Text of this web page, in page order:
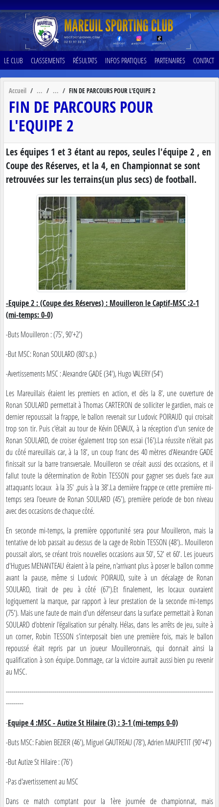
LE CLUB CLASSEMENTS RÉSULTATS INFOS PRATIQUES PARTENAIRES CONTACT
Accueil FIN DE PARCOURS POUR L'EQUIPE 2
FIN DE PARCOURS POUR
L'EQUIPE 2
Les équipes 1 et 3 étant au repos, seules l'équipe 2 , en
Coupe des Réserves, et la 4, en Championnat se sont
retrouvées sur les terrains(un plus secs) de football.
-Equipe 2 : (Coupe des Réserves) : Mouilleron le Captif-MSC :2-1
(mi-temps: 0-0)
-Buts Mouilleron : (75', 90'+2')
-But MSC: Ronan SOULARD (80's.p.)
-Avertissements MSC : Alexandre GADE (34'), Hugo VALERY (54')
Les Mareuillais étaient les premiers en action, et dès la 8', une ouverture de
Ronan SOULARD permettait à Thomas CARTERON de solliciter le gardien, mais ce
dernier repoussait la frappe, le ballon revenait sur Ludovic POIRAUD qui croisait
trop son tir. Puis c'était au tour de Kévin DEVAUX, à la réception d'un service de
Ronan SOULARD, de croiser également trop son essai (16').La réussite n'était pas
du côté mareuillais car, à la 18', un coup franc des 40 mètres d'Alexandre GADE
finissait sur la barre transversale. Mouilleron se créait aussi des occasions, et il
fallut toute la détermination de Robin TESSON pour gagner ses duels face aux
attaquants locaux à la 35' ,puis à la 38'.La dernière frappe ce cette première mi-
temps sera l'oeuvre de Ronan SOULARD (45'), première periode de bon niveau
avec des occasions de chaque côté.
En seconde mi-temps, la première opportunité sera pour Mouilleron, mais la
tentative de lob passait au dessus de la cage de Robin TESSON (48').. Mouilleron
poussait alors, se créant trois nouvelles occasions aux 50', 52' et 60'. Les joueurs
d'Hugues MENANTEAU étaient à la peine, n'arrivant plus à poser le ballon comme
avant la pause, même si Ludovic POIRAUD, suite à un décalage de Ronan
SOULARD, tirait de peu à côté (67').Et finalement, les locaux ouvraient
logiquement la marque, par rapport à leur prestation de la seconde mi-temps
(75'). Mais une faute de main d'un défenseur dans la surface permettait à Ronan
SOULARD d'obtenir l'égalisation sur pénalty. Hélas, dans les arrêts de jeu, suite à
un corner, Robin TESSON s'interposait bien une première fois, mais le ballon
repoussé était repris par un joueur Mouilleronnais, qui donnait ainsi la
qualification à son équipe. Dommage, car la victoire aurrait aussi bien pu revenir
au MSC.
----------------------------------------------------------------------------------------------------------
---------
-Equipe 4 :MSC - Autize St Hilaire (3) : 3-1 (mi-temps 0-0)
-Buts MSC: Fabien BEZIER (46'), Miguel GAUTREAU (78'), Adrien MAUPETIT (90'+4')
-But Autize St Hilaire : (76')
-Pas d'avertissement au MSC
Dans ce match comptant pour la 1ère journée de championnat, mais